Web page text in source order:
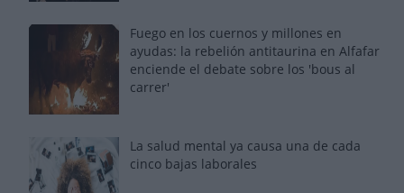
Fuego en los cuernos y millones en
ayudas: la rebelión antitaurina en Alfafar
enciende el debate sobre los 'bous al
carrer'
La salud mental ya causa una de cada
cinco bajas laborales